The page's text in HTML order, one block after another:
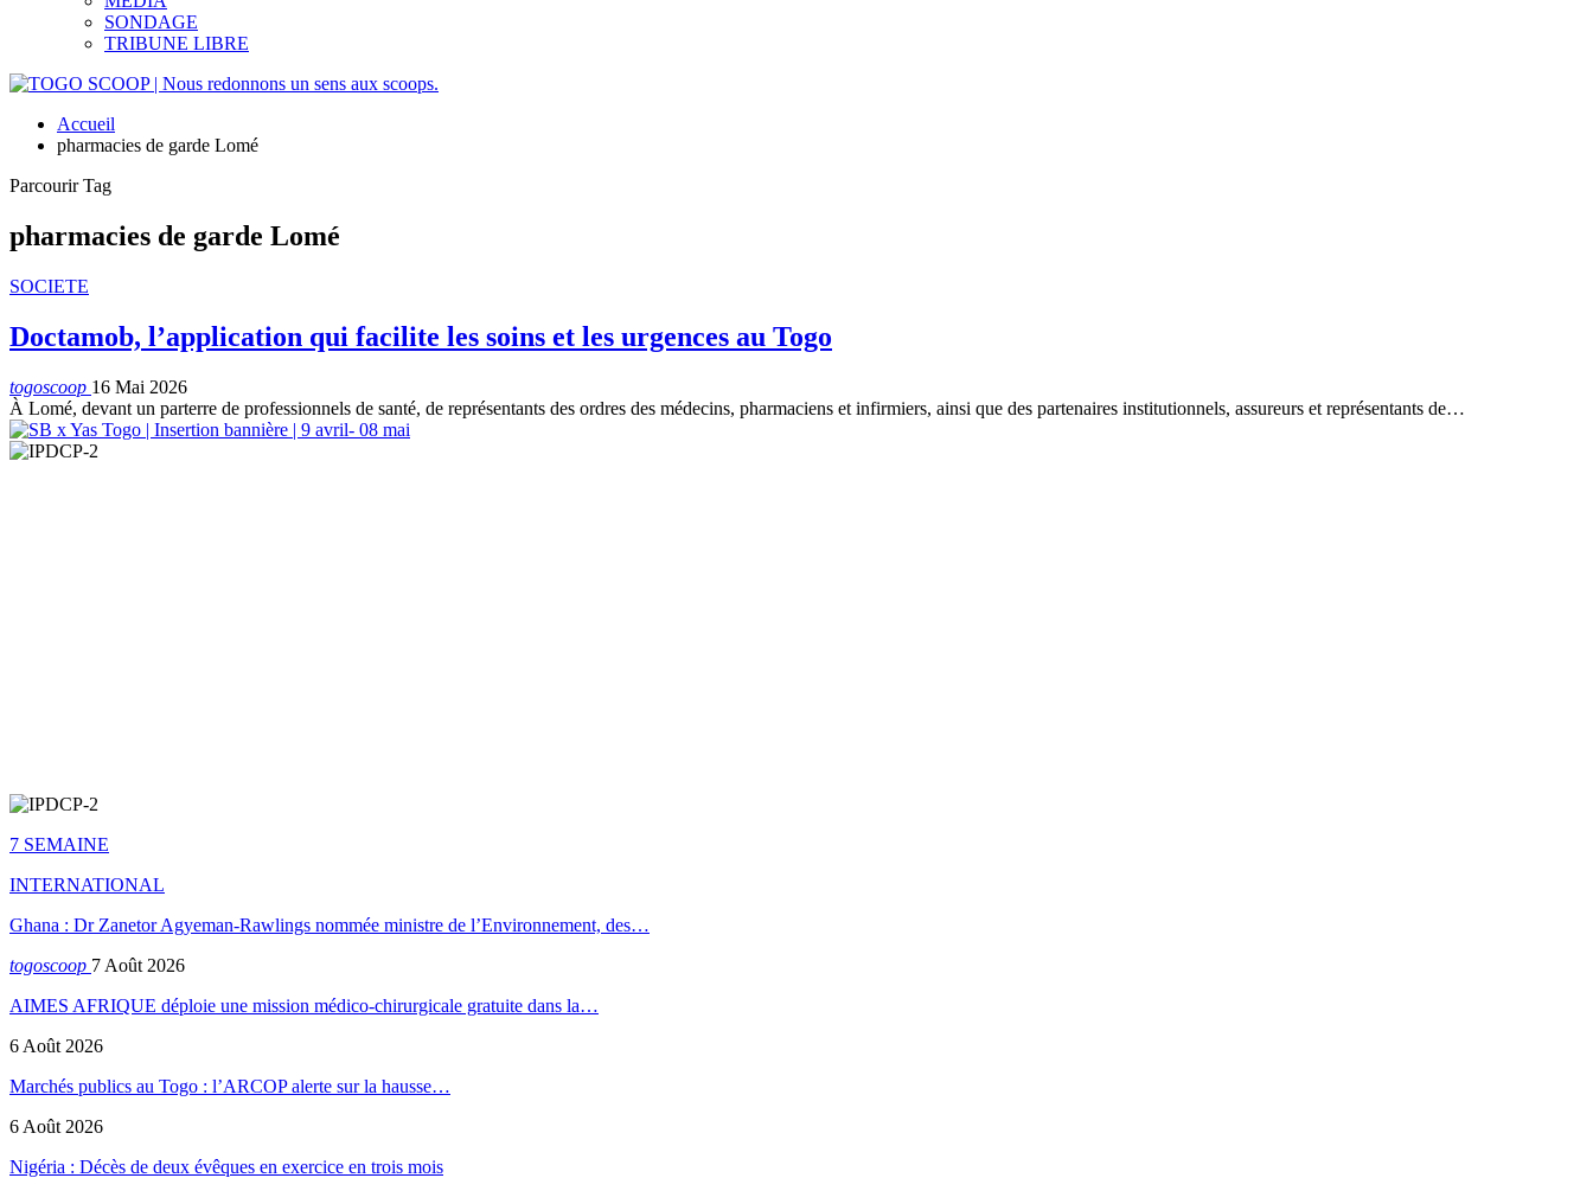
SONDAGE
TRIBUNE LIBRE
Accueil
pharmacies de garde Lomé
Parcourir Tag
pharmacies de garde Lomé
SOCIETE
Doctamob, l’application qui facilite les soins et les urgences au Togo
togoscoop 16 Mai 2026
À Lomé, devant un parterre de professionnels de santé, de représentants des ordres des médecins, pharmaciens et infirmiers, ainsi que des partenaires institutionnels, assureurs et représentants de…
7 SEMAINE
INTERNATIONAL
Ghana : Dr Zanetor Agyeman-Rawlings nommée ministre de l’Environnement, des…
togoscoop 7 Août 2026
AIMES AFRIQUE déploie une mission médico-chirurgicale gratuite dans la…
6 Août 2026
Marchés publics au Togo : l’ARCOP alerte sur la hausse…
6 Août 2026
Nigéria : Décès de deux évêques en exercice en trois mois